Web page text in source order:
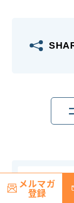
メルマガ
登録